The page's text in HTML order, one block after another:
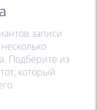
записи
Подберите из
который